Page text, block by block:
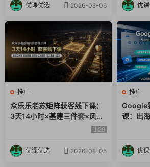
12、第十二章：音乐里面的流量密码.mp4
13、第十三章：让人感觉很便宜的“促销
14、第十四章：多人出镜：流量就是制造
15、第十五章：一镜到底的销售对话型
16、第十六章：全平台通用的真诚型IP人
优课优选 2026-08-06 优
推广
众乐乐老苏矩阵获客线下课：
3天14小时×基建三件套×风控
策略×抖音小红书矩阵×无人直
29
优课优选 2026-08-05
推广
Google
课：出
站×AI
变现 优